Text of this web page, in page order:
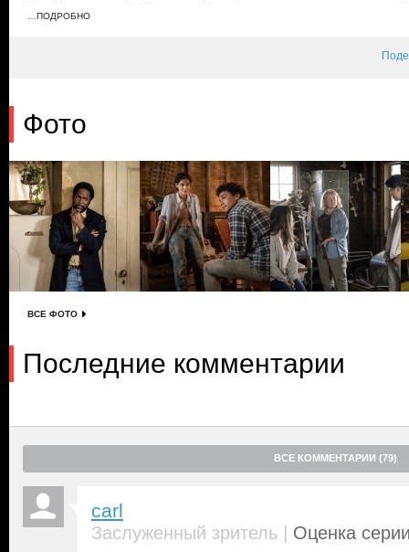
опасным. Джейд ищет дверь в подвале, а Джули приносит
…ПОДРОБНО
Фото
ВСЕ ФОТО
Последние комментарии
ВСЕ КОММЕНТАРИИ (79)
carl
Заслуженный зритель | Оценка